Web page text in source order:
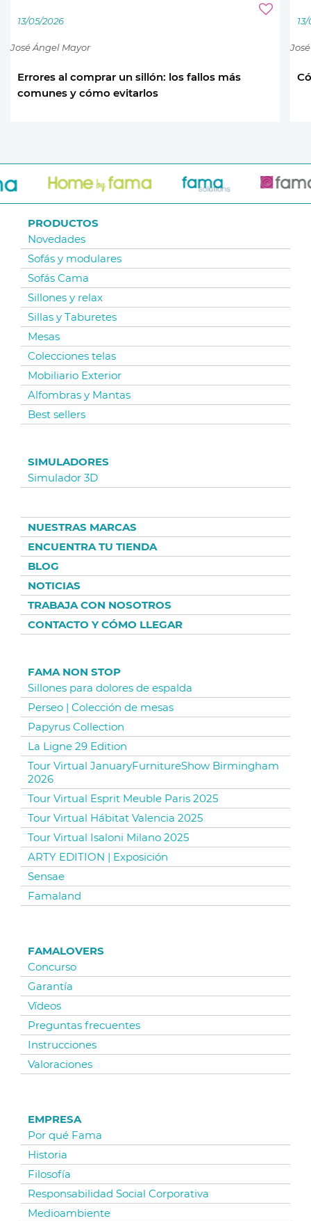
13/05/2026
José Ángel Mayor
Errores al comprar un sillón: los fallos más
comunes y cómo evitarlos
PRODUCTOS
Novedades
Sofás y modulares
Sofás Cama
Sillones y relax
Sillas y Taburetes
Mesas
Colecciones telas
Mobiliario Exterior
Alfombras y Mantas
Best sellers
SIMULADORES
Simulador 3D
NUESTRAS MARCAS
ENCUENTRA TU TIENDA
BLOG
NOTICIAS
TRABAJA CON NOSOTROS
CONTACTO Y CÓMO LLEGAR
FAMA NON STOP
Sillones para dolores de espalda
Perseo | Colección de mesas
Papyrus Collection
La Ligne 29 Edition
Tour Virtual JanuaryFurnitureShow Birmingham
2026
Tour Virtual Esprit Meuble Paris 2025
Tour Virtual Hábitat Valencia 2025
Tour Virtual Isaloni Milano 2025
ARTY EDITION | Exposición
Sensae
Famaland
FAMALOVERS
Concurso
Garantía
Vídeos
Preguntas frecuentes
Instrucciones
Valoraciones
EMPRESA
Por qué Fama
Historia
Filosofía
Responsabilidad Social Corporativa
Medioambiente